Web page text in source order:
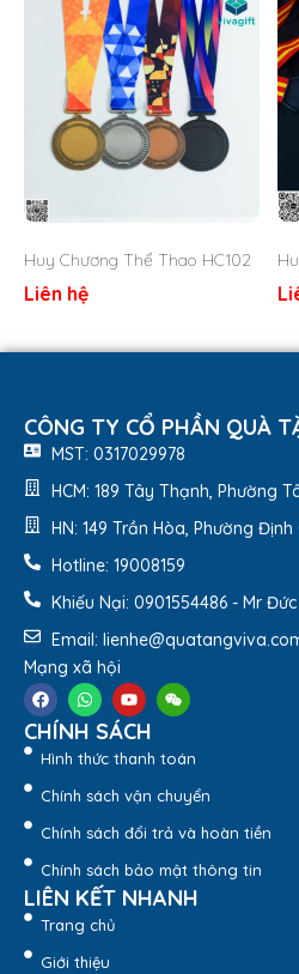
Liên Hệ Tư
2. Những Ưu
Của Huy Chương
2.1. Chất liệu và
Huy chương
cao cấp, mạ màu sáng bóng, bền
Nhờ chất liệu và công nghệ in ấn
giữ được màu sắc tươi sáng,
toàn khi sử dụng.
Huy Chương Thể Thao HC102
Liên hệ
CÔNG TY CỔ PHẦN QUÀ
MST: 0317029978
HCM: 189 Tây Thạnh, Phường
HN: 149 Trần Hòa, Phường Định
Hotline: 19008159
Khiếu Nại: 0901554486 - Mr
Email:
Mạng xã hội
CHÍNH SÁCH
Hình thức thanh toán
Chính sách vận chuyển
Chính sách đổi trả và hoàn tiền
Chính sách bảo mật thông tin
LIÊN KẾT NHANH
Trang chủ
Giới thiệu